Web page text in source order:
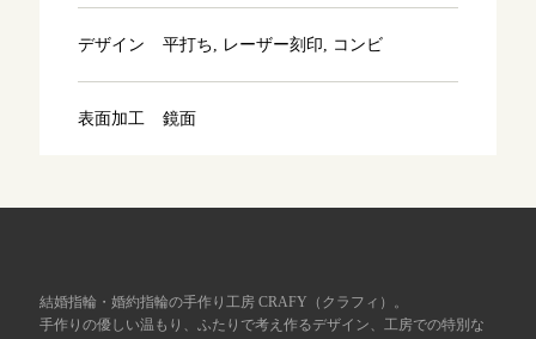
プライバシーポリシー
デザイン 平打ち, レーザー刻印, コンビ
表面加工 鏡面
結婚指輪・婚約指輪の手作り工房 CRAFY（クラフィ）。
手作りの優しい温もり、ふたりで考え作るデザイン、工房での特別な
川越店 来店ご予約